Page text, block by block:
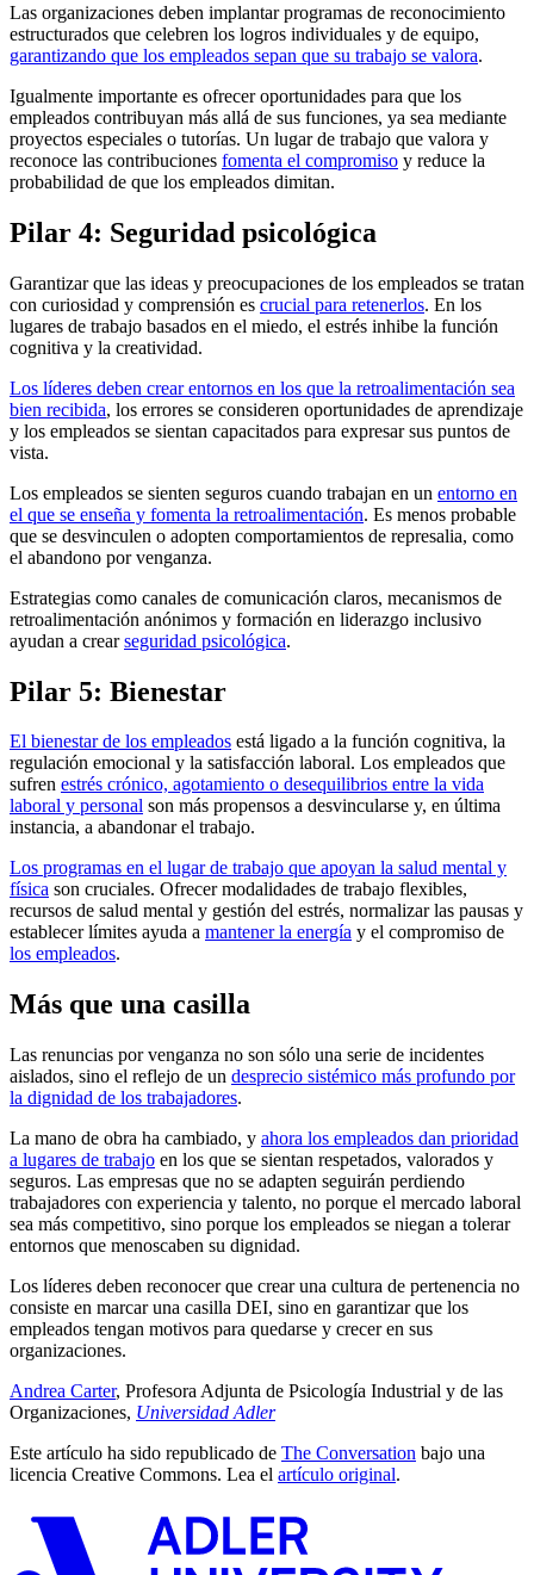
Las organizaciones deben implantar programas de reconocimiento
estructurados que celebren los logros individuales y de equipo,
garantizando que los empleados sepan que su trabajo se valora.
Igualmente importante es ofrecer oportunidades para que los
empleados contribuyan más allá de sus funciones, ya sea mediante
proyectos especiales o tutorías. Un lugar de trabajo que valora y
reconoce las contribuciones fomenta el compromiso y reduce la
probabilidad de que los empleados dimitan.
Pilar 4: Seguridad psicológica
Garantizar que las ideas y preocupaciones de los empleados se tratan
con curiosidad y comprensión es crucial para retenerlos. En los
lugares de trabajo basados en el miedo, el estrés inhibe la función
cognitiva y la creatividad.
Los líderes deben crear entornos en los que la retroalimentación sea
bien recibida, los errores se consideren oportunidades de aprendizaje
y los empleados se sientan capacitados para expresar sus puntos de
vista.
Los empleados se sienten seguros cuando trabajan en un entorno en
el que se enseña y fomenta la retroalimentación. Es menos probable
que se desvinculen o adopten comportamientos de represalia, como
el abandono por venganza.
Estrategias como canales de comunicación claros, mecanismos de
retroalimentación anónimos y formación en liderazgo inclusivo
ayudan a crearseguridad psicológica.
Pilar 5: Bienestar
El bienestar de los empleados está ligado a la función cognitiva, la
regulación emocional y la satisfacción laboral. Los empleados que
sufren estrés crónico, agotamiento o desequilibrios entre la vida
laboral y personal son más propensos a desvincularse y, en última
instancia, a abandonar el trabajo.
Los programas en el lugar de trabajo que apoyan la salud mental y
física son cruciales. Ofrecer modalidades de trabajo flexibles,
recursos de salud mental y gestión del estrés, normalizar las pausas y
establecer límites ayuda a mantener la energía y el compromiso de
los empleados.
Más que una casilla
Las renuncias por venganza no son sólo una serie de incidentes
aislados, sino el reflejo de un desprecio sistémico más profundo por
la dignidad de los trabajadores.
La mano de obra ha cambiado, y ahora los empleados dan prioridad
a lugares de trabajo en los que se sientan respetados, valorados y
seguros. Las empresas que no se adapten seguirán perdiendo
trabajadores con experiencia y talento, no porque el mercado laboral
sea más competitivo, sino porque los empleados se niegan a tolerar
entornos que menoscaben su dignidad.
Los líderes deben reconocer que crear una cultura de pertenencia no
consiste en marcar una casilla DEI, sino en garantizar que los
empleados tengan motivos para quedarse y crecer en sus
organizaciones.
Andrea Carter, Profesora Adjunta de Psicología Industrial y de las
Organizaciones, Universidad Adler
Este artículo ha sido republicado de The Conversation bajo una
licencia Creative Commons. Lea el artículo original.